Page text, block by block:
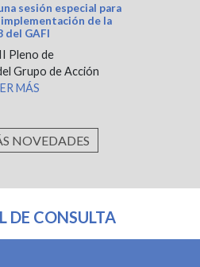
sesión especial para
de la
del GAFI
Pleno de
Grupo de Acción
MÁS
NOVEDADES
DE CONSULTA